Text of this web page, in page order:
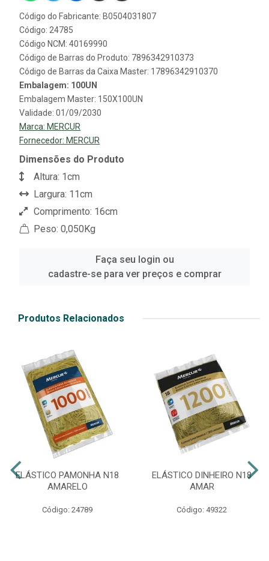
Código do Fabricante: B0504031807
Código: 24785
Código NCM: 40169990
Código de Barras do Produto: 7896342910373
Código de Barras da Caixa Master: 17896342910370
Embalagem: 100UN
Embalagem Master: 150X100UN
Validade: 01/09/2030
Marca: MERCUR
Fornecedor: MERCUR
Dimensões do Produto
Altura: 1cm
Largura: 11cm
Comprimento: 16cm
Peso: 0,050Kg
Faça seu login ou
cadastre-se para ver preços e comprar
Produtos Relacionados
ELÁSTICO PAMONHA N18
AMARELO
Código: 24789
ELÁSTICO DINHEIRO N18
AMAR
Código: 49322